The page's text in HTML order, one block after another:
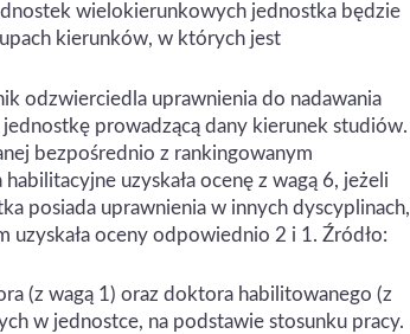
wielokierunkowych jednostka będzie
kierunków, w których jest
odzwierciedla uprawnienia do nadawania
prowadzącą dany kierunek studiów.
bezpośrednio z rankingowanym
uzyskała ocenę z wagą 6, jeżeli
posiada uprawnienia w innych dyscyplinach,
oceny odpowiednio 2 i 1. Źródło:
(z wagą 1) oraz doktora habilitowanego (z
w jednostce, na podstawie stosunku pracy.